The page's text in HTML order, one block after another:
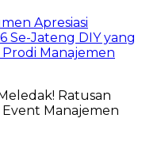
Apresiasi
Se-Jateng DIY yang
Manajemen